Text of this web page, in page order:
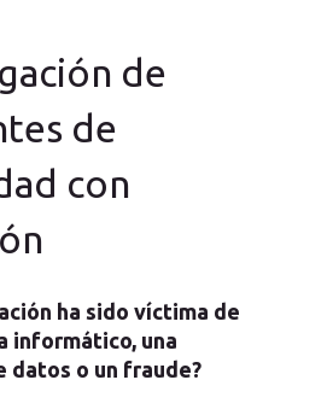
de
de
con
ha sido víctima de
informático, una
datos o un fraude?